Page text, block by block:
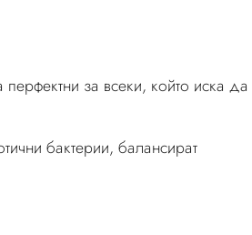
за всеки, който иска да
бактерии, балансират